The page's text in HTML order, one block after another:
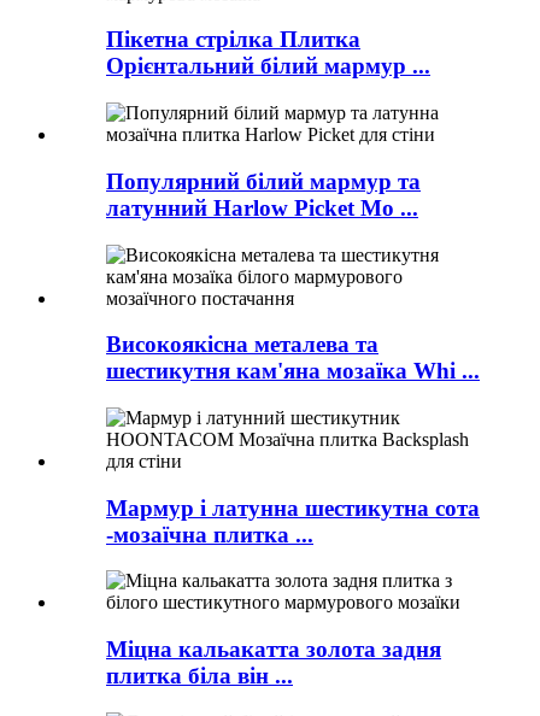
Пікетна стрілка Плитка
Орієнтальний білий мармур ...
Популярний білий мармур та
латунний Harlow Picket Mo ...
Високоякісна металева та
шестикутня кам'яна мозаїка Whi ...
Мармур і латунна шестикутна сота
-мозаїчна плитка ...
Міцна кальакатта золота задня
плитка біла він ...